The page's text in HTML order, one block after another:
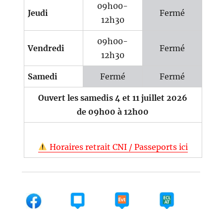
Jeudi
09h00-
12h30
Fermé
Vendredi
09h00-
12h30
Fermé
Samedi Fermé Fermé
Ouvert les samedis 4 et 11 juillet 2026
de 09h00 à 12h00
Horaires retrait CNI / Passeports ici